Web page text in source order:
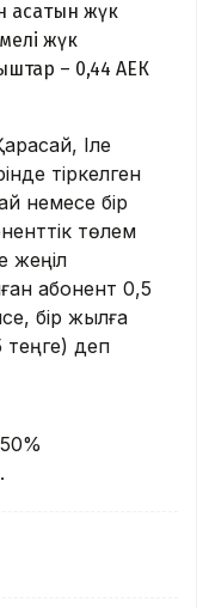
асатын жүк
жүк
– 0,44 АЕК
Іле
тіркелген
немесе бір
төлем
жеңіл
абонент 0,5
бір жылға
теңге) деп